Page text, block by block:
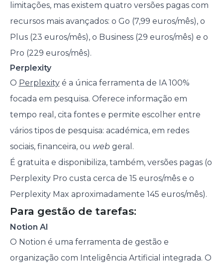
limitações, mas existem quatro versões pagas com
recursos mais avançados: o Go (7,99 euros/mês), o
Plus (23 euros/mês), o Business (29 euros/mês) e o
Pro (229 euros/mês).
Perplexity
O Perplexityé a única ferramenta de IA 100%
focada em pesquisa. Oferece informação em
tempo real, cita fontes e permite escolher entre
vários tipos de pesquisa: académica, em redes
sociais, financeira, ou webgeral.
É gratuita e disponibiliza, também, versões pagas (o
Perplexity Pro custa cerca de 15 euros/mês e o
Perplexity Max aproximadamente 145 euros/mês).
Para gestão de tarefas:
Notion AI
O Notion é uma ferramenta de gestão e
organização com Inteligência Artificial integrada. O